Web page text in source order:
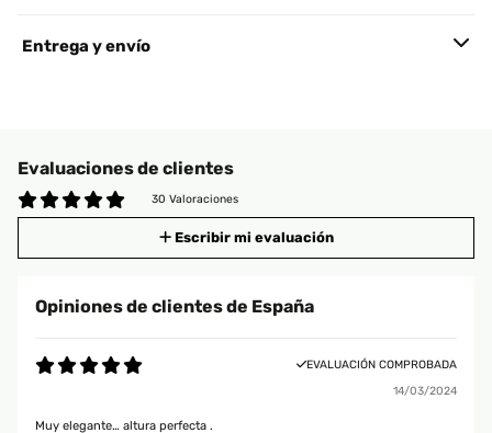
Entrega y envío
Evaluaciones de clientes
30 Valoraciones
Escribir mi evaluación
Opiniones de clientes de España
EVALUACIÓN COMPROBADA
14/03/2024
Muy elegante… altura perfecta .